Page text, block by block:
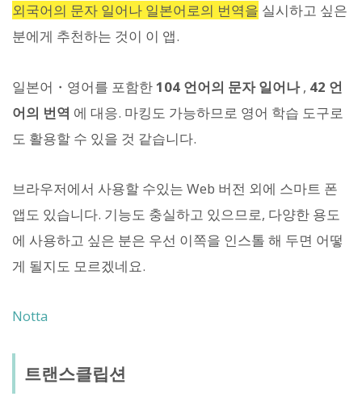
외국어의 문자 일어나 일본어로의 번역을 실시하고 싶은
분에게 추천하는 것이 이 앱.
일본어・영어를 포함한104 언어의 문자 일어나, 42 언
어의 번역 에 대응. 마킹도 가능하므로 영어 학습 도구로
도 활용할 수 있을 것 같습니다.
브라우저에서 사용할 수있는 Web 버전 외에 스마트 폰
앱도 있습니다. 기능도 충실하고 있으므로, 다양한 용도
에 사용하고 싶은 분은 우선 이쪽을 인스톨 해 두면 어떻
게 될지도 모르겠네요.
Notta
트랜스클립션